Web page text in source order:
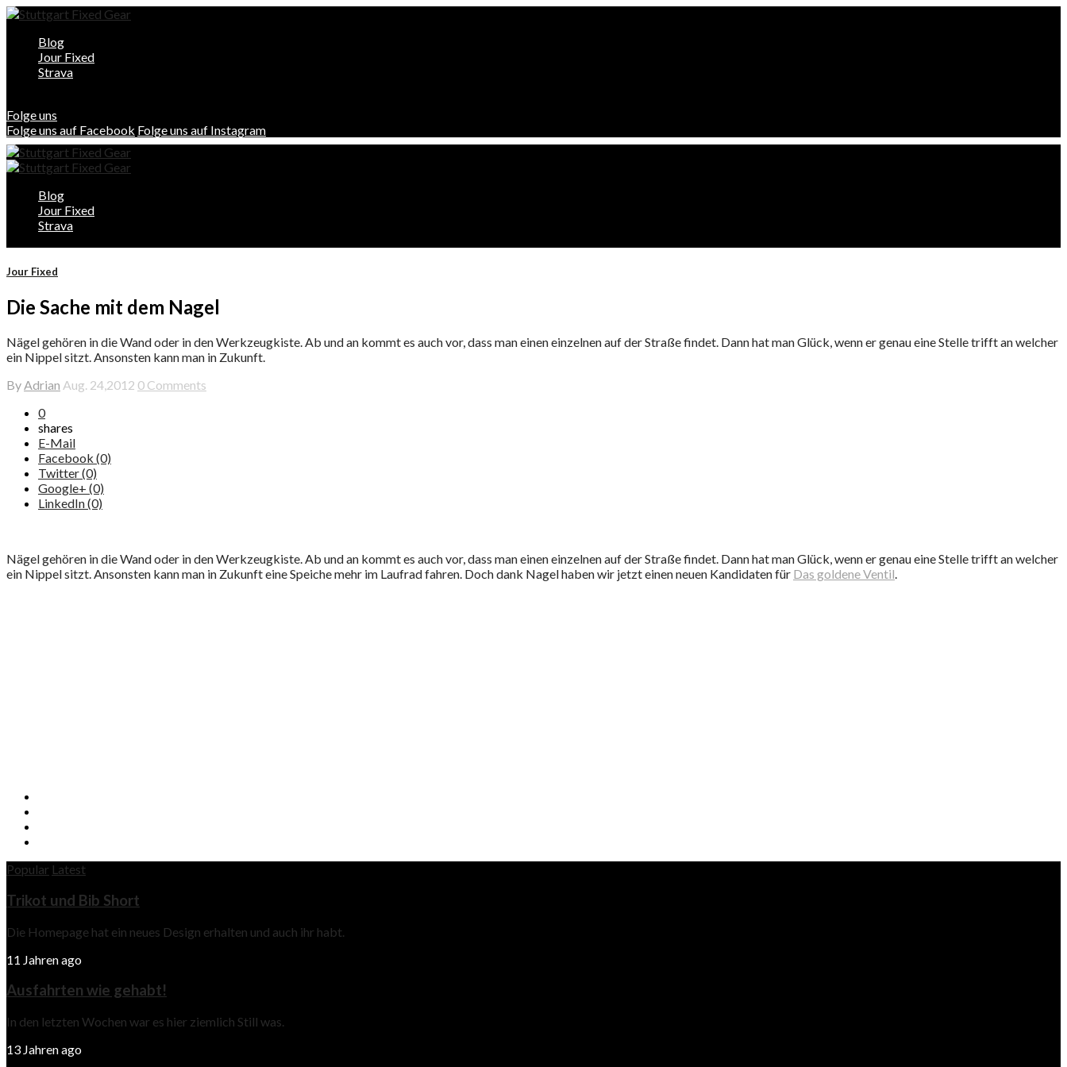
Blog
Jour Fixed
Strava
Folge uns
Folge uns auf Facebook Folge uns auf Instagram
Blog
Jour Fixed
Strava
Jour Fixed
Die Sache mit dem Nagel
Nägel gehören in die Wand oder in den Werkzeugkiste. Ab und an kommt es auch vor, dass man einen einzelnen auf der Straße findet. Dann hat man Glück, wenn er genau eine Stelle trifft an welcher
ein Nippel sitzt. Ansonsten kann man in Zukunft.
ByAdrian Aug. 24,2012 0 Comments
0
shares
E-Mail
Facebook (0)
Twitter (0)
Google+ (0)
LinkedIn (0)
Nägel gehören in die Wand oder in den Werkzeugkiste. Ab und an kommt es auch vor, dass man einen einzelnen auf der Straße findet. Dann hat man Glück, wenn er genau eine Stelle trifft an welcher
ein Nippel sitzt. Ansonsten kann man in Zukunft eine Speiche mehr im Laufrad fahren. Doch dank Nagel haben wir jetzt einen neuen Kandidaten für Das goldene Ventil.
Popular Latest
Trikot und Bib Short
Die Homepage hat ein neues Design erhalten und auch ihr habt.
11 Jahren ago
Ausfahrten wie gehabt!
In den letzten Wochen war es hier ziemlich Still was.
13 Jahren ago